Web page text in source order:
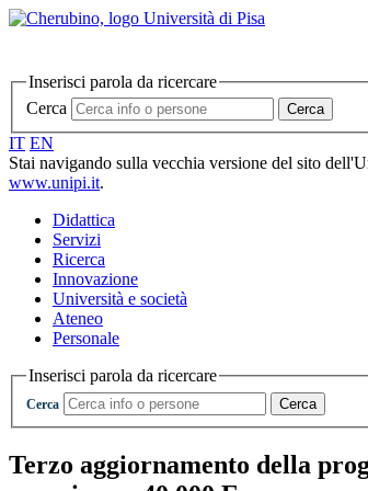
Inserisci parola da ricercare
Cerca
Cerca
IT EN
Stai navigando sulla vecchia versione del sito
www.unipi.it.
Didattica
Servizi
Ricerca
Innovazione
Università e società
Ateneo
Personale
Inserisci parola da ricercare
Cerca Cerca
Terzo aggiornamento della